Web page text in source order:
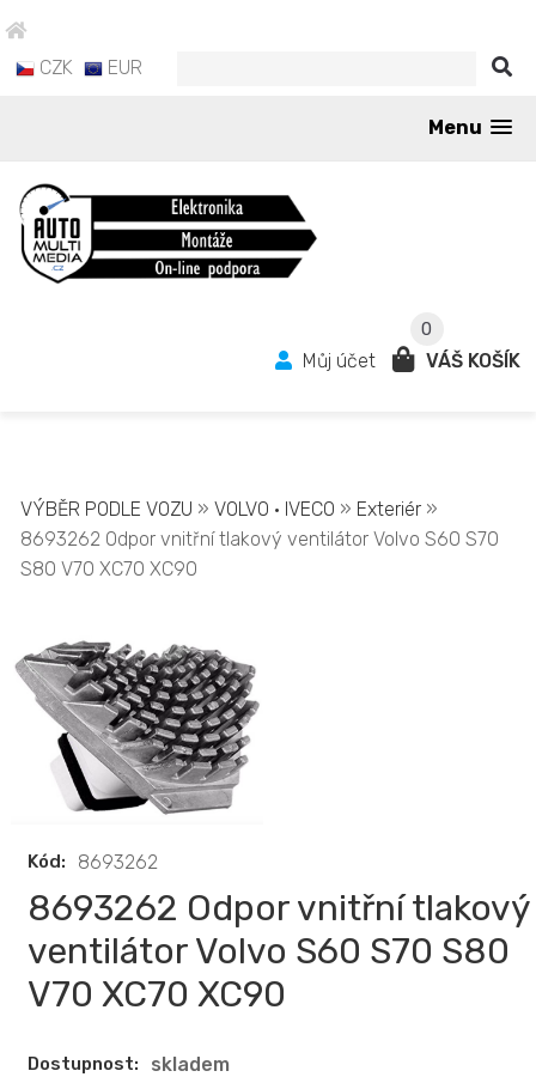
CZK EUR
Menu
0
Můj účet VÁŠ KOŠÍK
VÝBĚR PODLE VOZU » VOLVO • IVECO » Exteriér»
8693262 Odpor vnitřní tlakový ventilátor Volvo S60 S70
S80 V70 XC70 XC90
Kód: 8693262
8693262 Odpor vnitřní tlakový
ventilátor Volvo S60 S70 S80
V70 XC70 XC90
Dostupnost: skladem